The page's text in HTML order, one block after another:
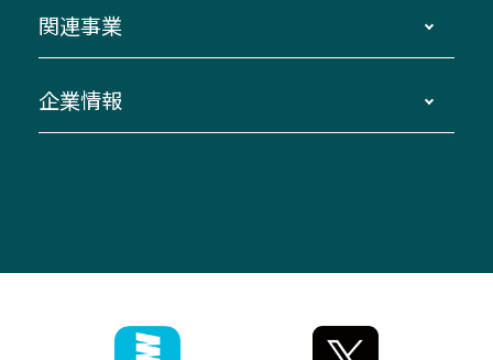
迂回・休止について
臨時バスについて
伊勢二見鳥羽周遊バスCANばす
「みえブルーライン」（三重大学病院直通バ
神都ライナー
ミジュマルのラッピングバス（鈴鹿管内）
南紀～VISON～名古屋
湯の山温泉～名古屋
桑名・長島温泉・金城ふ頭駅～中部国際空港
（休止中）
お客様駐車場のご案内
アイコンの説明
お問い合わせ
貸切バス団体旅行
美し国周遊ばす
関連事業
自家用自動車車両運行管理
ザ・バスコレクション三重交通バスセット
企業情報
ファンコーナー